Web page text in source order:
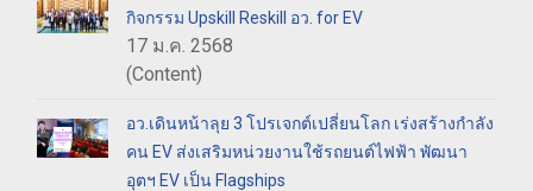
กิจกรรม Upskill Reskill อว. for EV
17 ม.ค. 2568
(Content)
อว.เดินหน้าลุย 3 โปรเจกต์เปลี่ยนโลก เร่งสร้างกำลัง
คน EV ส่งเสริมหน่วยงานใช้รถยนต์ไฟฟ้า พัฒนา
อุตฯ EV เป็น Flagships